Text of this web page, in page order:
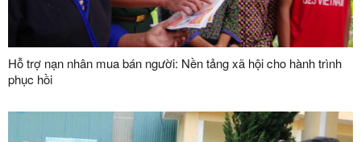
Hỗ trợ nạn nhân mua bán người: Nền tảng xã hội cho hành trình
phục hồi